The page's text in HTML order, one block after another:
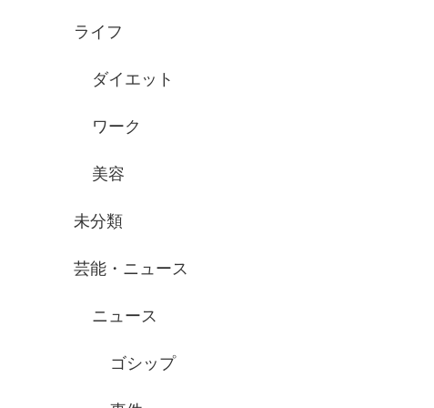
ライフ
ダイエット
ワーク
美容
未分類
芸能・ニュース
ニュース
ゴシップ